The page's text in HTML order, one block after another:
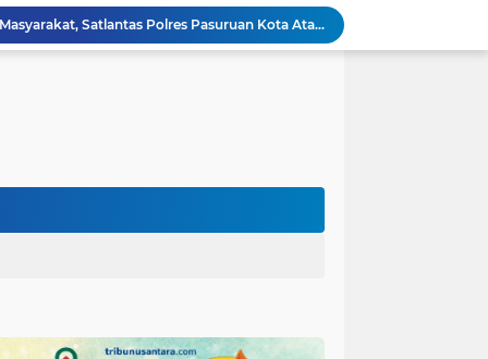
Personel Satgas TMMD 129 Kodim 0904/Paser Ciptakan Lingkungan Bersih
Langgar Aturan Imigrasi, 25 WN Vietnam Dideportasi Melalui Bandara Soekarno-Hatta
Purwakarta H.Abdulazis Atasi Impoten
Baru di Polres Yahukimo